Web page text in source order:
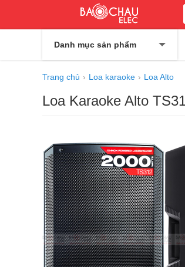
Danh mục sản phẩm
Trang chủ Loa karaoke Loa Alto
Loa Karaoke Alto